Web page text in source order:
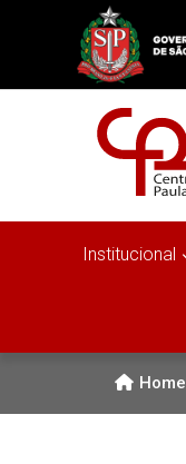
Institucional
Home